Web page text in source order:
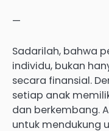
—
Sadarilah, bahwa
individu, bukan
secara finansial.
setiap anak
dan berkembang.
untuk mendukung